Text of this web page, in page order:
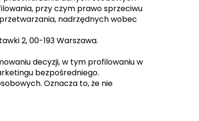
przy czym prawo sprzeciwu
nadrzędnych wobec
2, 00-193 Warszawa.
decyzji, w tym profilowaniu w
bezpośredniego.
Oznacza to, że nie